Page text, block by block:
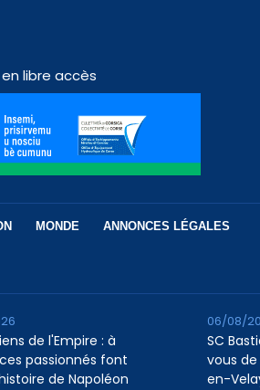
libre accès
MONDE ANNONCES LÉGALES
de l'Empire : à
passionnés font
de Napoléon
SC
vous
en-
06/08/